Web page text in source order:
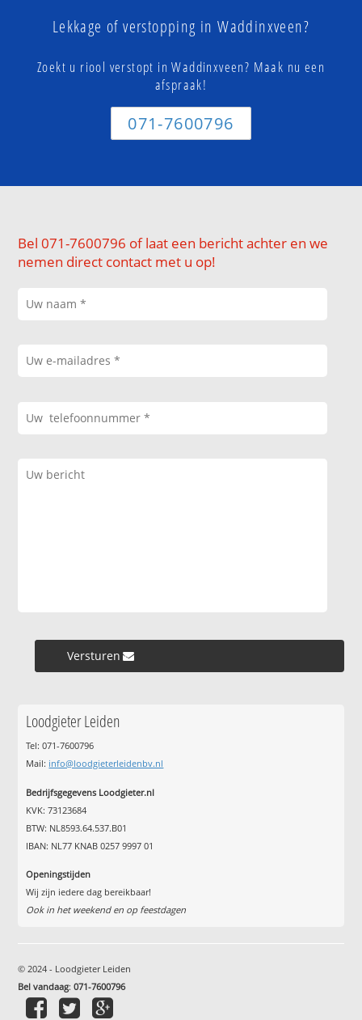
Lekkage of verstopping in Waddinxveen?
Zoekt u riool verstopt in Waddinxveen? Maak nu een
afspraak!
071-7600796
Bel 071-7600796 of laat een bericht achter en we
nemen direct contact met u op!
Versturen »
Loodgieter Leiden
Tel: 071-7600796
Mail: info@loodgieterleidenbv.nl
Bedrijfsgegevens Loodgieter.nl
KVK: 73123684
BTW: NL8593.64.537.B01
IBAN: NL77 KNAB 0257 9997 01
Openingstijden
Wij zijn iedere dag bereikbaar!
Ook in het weekend en op feestdagen
© 2024 - Loodgieter Leiden
Bel vandaag:071-7600796